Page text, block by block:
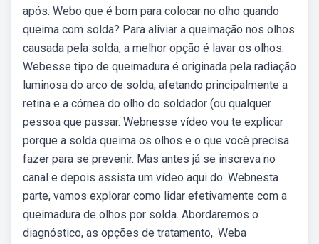
após. Webo que é bom para colocar no olho quando
queima com solda? Para aliviar a queimação nos olhos
causada pela solda, a melhor opção é lavar os olhos.
Webesse tipo de queimadura é originada pela radiação
luminosa do arco de solda, afetando principalmente a
retina e a córnea do olho do soldador (ou qualquer
pessoa que passar. Webnesse vídeo vou te explicar
porque a solda queima os olhos e o que você precisa
fazer para se prevenir. Mas antes já se inscreva no
canal e depois assista um vídeo aqui do. Webnesta
parte, vamos explorar como lidar efetivamente com a
queimadura de olhos por solda. Abordaremos o
diagnóstico, as opções de tratamento,. Weba